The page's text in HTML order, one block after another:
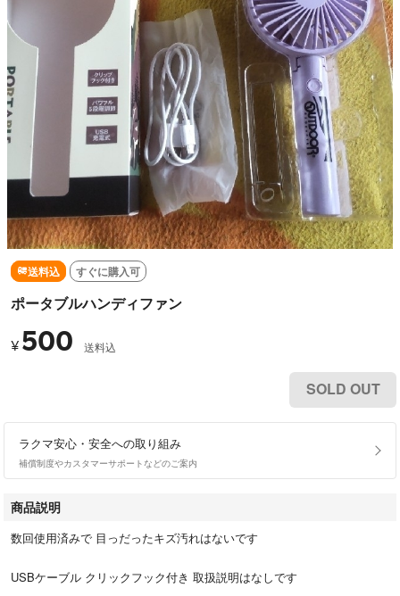
送料込 すぐに購入可
ポータブルハンディファン
¥ 500 送料込
SOLD OUT
ラクマ安心・安全への取り組み
補償制度やカスタマーサポートなどのご案内
商品説明
数回使用済みで 目っだったキズ汚れはないです
USBケーブル クリックフック付き 取扱説明はなしです